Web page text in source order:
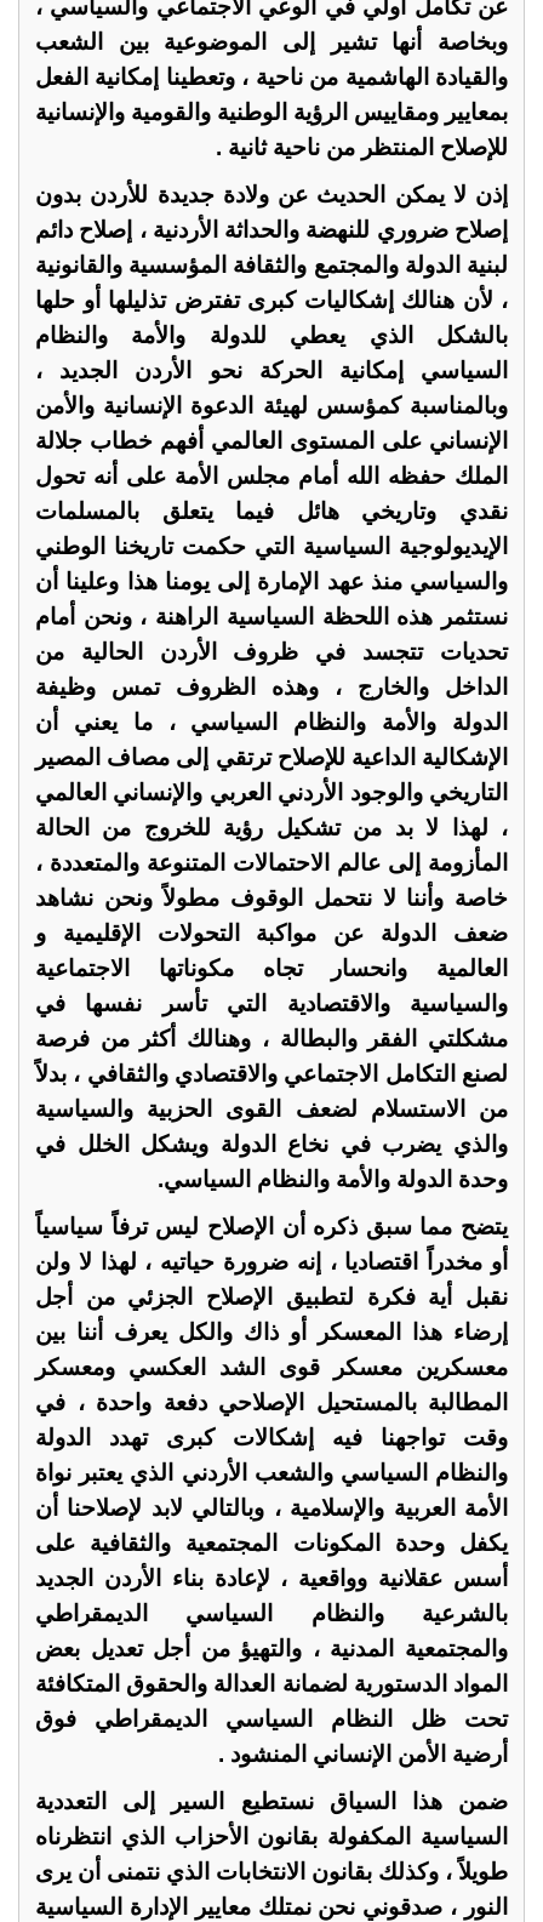
عن تكامل أولي في الوعي الاجتماعي والسياسي ،
وبخاصة أنها تشير إلى الموضوعية بين الشعب
والقيادة الهاشمية من ناحية ، وتعطينا إمكانية الفعل
بمعايير ومقاييس الرؤية الوطنية والقومية والإنسانية
للإصلاح المنتظر من ناحية ثانية .
إذن لا يمكن الحديث عن ولادة جديدة للأردن بدون
إصلاح ضروري للنهضة والحداثة الأردنية ، إصلاح دائم
لبنية الدولة والمجتمع والثقافة المؤسسية والقانونية
، لأن هنالك إشكاليات كبرى تفترض تذليلها أو حلها
بالشكل الذي يعطي للدولة والأمة والنظام
السياسي إمكانية الحركة نحو الأردن الجديد ،
وبالمناسبة كمؤسس لهيئة الدعوة الإنسانية والأمن
الإنساني على المستوى العالمي أفهم خطاب جلالة
الملك حفظه الله أمام مجلس الأمة على أنه تحول
نقدي وتاريخي هائل فيما يتعلق بالمسلمات
الإيديولوجية السياسية التي حكمت تاريخنا الوطني
والسياسي منذ عهد الإمارة إلى يومنا هذا وعلينا أن
نستثمر هذه اللحظة السياسية الراهنة ، ونحن أمام
تحديات تتجسد في ظروف الأردن الحالية من
الداخل والخارج ، وهذه الظروف تمس وظيفة
الدولة والأمة والنظام السياسي ، ما يعني أن
الإشكالية الداعية للإصلاح ترتقي إلى مصاف المصير
التاريخي والوجود الأردني العربي والإنساني العالمي
، لهذا لا بد من تشكيل رؤية للخروج من الحالة
المأزومة إلى عالم الاحتمالات المتنوعة والمتعددة ،
خاصة وأننا لا نتحمل الوقوف مطولاً ونحن نشاهد
ضعف الدولة عن مواكبة التحولات الإقليمية و
العالمية وانحسار تجاه مكوناتها الاجتماعية
والسياسية والاقتصادية التي تأسر نفسها في
مشكلتي الفقر والبطالة ، وهنالك أكثر من فرصة
لصنع التكامل الاجتماعي والاقتصادي والثقافي ، بدلاً
من الاستسلام لضعف القوى الحزبية والسياسية
والذي يضرب في نخاع الدولة ويشكل الخلل في
وحدة الدولة والأمة والنظام السياسي.
يتضح مما سبق ذكره أن الإصلاح ليس ترفاً سياسياً
أو مخدراً اقتصاديا ، إنه ضرورة حياتيه ، لهذا لا ولن
نقبل أية فكرة لتطبيق الإصلاح الجزئي من أجل
إرضاء هذا المعسكر أو ذاك والكل يعرف أننا بين
معسكرين معسكر قوى الشد العكسي ومعسكر
المطالبة بالمستحيل الإصلاحي دفعة واحدة ، في
وقت تواجهنا فيه إشكالات كبرى تهدد الدولة
والنظام السياسي والشعب الأردني الذي يعتبر نواة
الأمة العربية والإسلامية ، وبالتالي لابد لإصلاحنا أن
يكفل وحدة المكونات المجتمعية والثقافية على
أسس عقلانية وواقعية ، لإعادة بناء الأردن الجديد
بالشرعية والنظام السياسي الديمقراطي
والمجتمعية المدنية ، والتهيؤ من أجل تعديل بعض
المواد الدستورية لضمانة العدالة والحقوق المتكافئة
تحت ظل النظام السياسي الديمقراطي فوق
أرضية الأمن الإنساني المنشود .
ضمن هذا السياق نستطيع السير إلى التعددية
السياسية المكفولة بقانون الأحزاب الذي انتظرناه
طويلاً ، وكذلك بقانون الانتخابات الذي نتمنى أن يرى
النور ، صدقوني نحن نمتلك معايير الإدارة السياسية